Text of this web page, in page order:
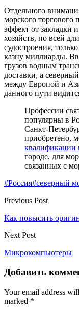
Отдельного
морского торгового
эффект от закладки
хозяйств, по всей
судостроения,
казну миллиарды.
грузов водным
доставки, а
между Европой и
данного пути
Профессии
популярны в
Санкт-
приобретено,
квалификации
городе, для
связанных с
#Россия#северный
Previous Post
Как повысить
Next Post
Микрокомпьютеры
Добавить
Your email address
marked *